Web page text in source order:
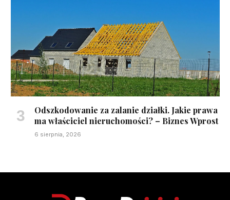
Odszkodowanie za zalanie działki. Jakie prawa
ma właściciel nieruchomości? – Biznes Wprost
6 sierpnia, 2026